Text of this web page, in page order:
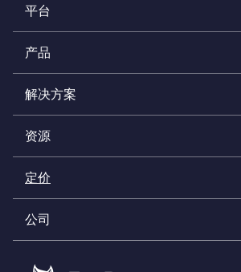
平台
产品
解决方案
资源
定价
公司